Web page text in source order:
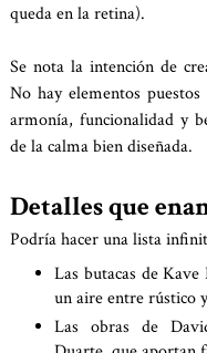
queda en la retina).
Se nota la intención de
No hay elementos
armonía, funcionalidad y
de la calma bien diseñada.
Detalles que
Podría hacer una lista
Las butacas de
un aire entre rústico
Las obras de